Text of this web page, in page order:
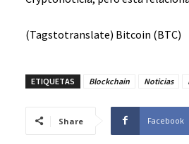
(Tagstotranslate) Bitcoin (BTC)
ETIQUETAS Blockchain Noticias
Share Facebook